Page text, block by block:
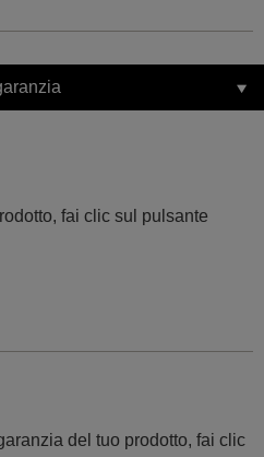
fai clic sul pulsante
del tuo prodotto, fai clic